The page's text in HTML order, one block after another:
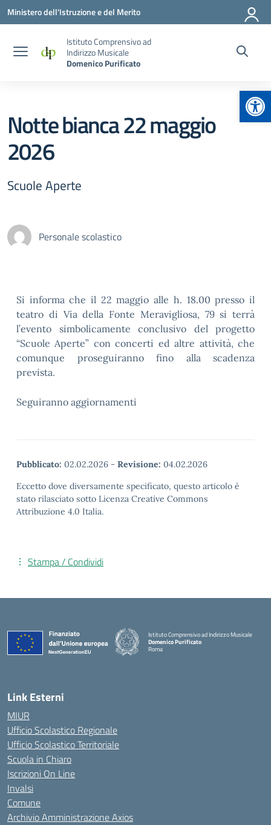
Vai ai contenuti
Vai al menu di navigazione
Vai al footer
Ministero dell'Istruzione e del Merito
Istituto Comprensivo ad
Indirizzo Musicale
Domenico Purificato
Notte bianca 22 maggio
2026
Scuole Aperte
Personale scolastico
Si informa che il 22 maggio alle h. 18.00 presso il
teatro di Via della Fonte Meravigliosa, 79 si terrà
l’evento simbolicamente conclusivo del progetto
“Scuole Aperte” con concerti ed altre attività, che
comunque proseguiranno fino alla scadenza
prevista.
Seguiranno aggiornamenti
Pubblicato: 02.02.2026 - Revisione: 04.02.2026
Eccetto dove diversamente specificato, questo articolo è
stato rilasciato sotto Licenza Creative Commons
Attribuzione 4.0 Italia.
Stampa / Condividi
Istituto Comprensivo ad Indirizzo Musicale
Domenico Purificato
Roma
Link Esterni
MIUR
Ufficio Scolastico Regionale
Ufficio Scolastico Territoriale
Scuola in Chiaro
Iscrizioni On Line
Invalsi
Comune
Archivio Amministrazione Axios